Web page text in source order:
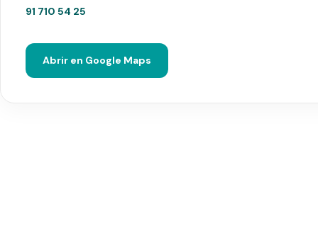
91 710 54 25
Abrir en Google Maps